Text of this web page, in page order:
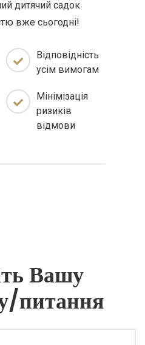
дитячий садок
вже сьогодні!
Відповідність
усім вимогам
Мінімізація
ризиків
відмови
Вашу
питання